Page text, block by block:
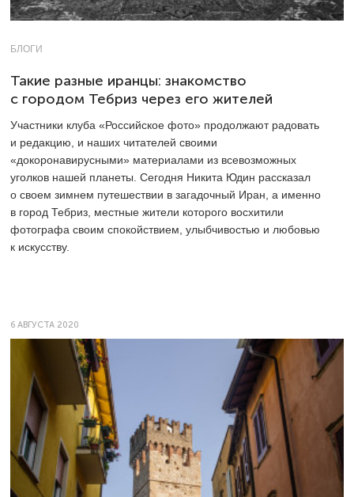
БЛОГИ
Такие разные иранцы: знакомство
с городом Тебриз через его жителей
Участники клуба «Российское фото» продолжают радовать
и редакцию, и наших читателей своими
«докоронавирусными» материалами из всевозможных
уголков нашей планеты. Сегодня Никита Юдин рассказал
о своем зимнем путешествии в загадочный Иран, а именно
в город Тебриз, местные жители которого восхитили
фотографа своим спокойствием, улыбчивостью и любовью
к искусству.
6 АВГУСТА 2020